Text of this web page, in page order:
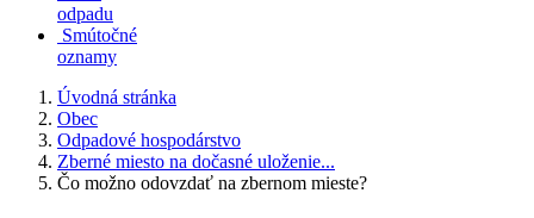
odpadu
Smútočné
oznamy
Úvodná stránka
Obec
Odpadové hospodárstvo
Zberné miesto na dočasné uloženie...
Čo možno odovzdať na zbernom mieste?